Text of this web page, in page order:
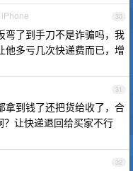
30
弯了到手刀不是诈骗吗，我
他多亏几次快递费而已，增
31
拿到钱了还把货给收了，合
让快递退回给买家不行
32